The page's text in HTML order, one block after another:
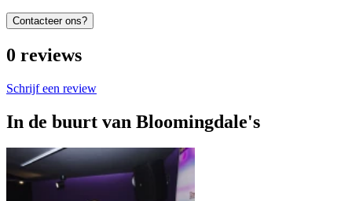
Contacteer ons?
0 reviews
Schrijf een review
In de buurt van Bloomingdale's